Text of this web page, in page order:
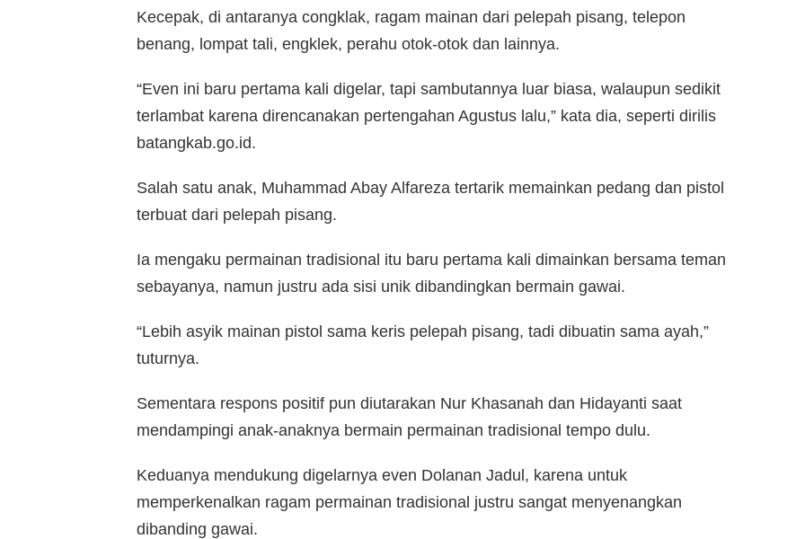
Kecepak, di antaranya congklak, ragam mainan dari pelepah pisang, telepon
benang, lompat tali, engklek, perahu otok-otok dan lainnya.
“Even ini baru pertama kali digelar, tapi sambutannya luar biasa, walaupun sedikit
terlambat karena direncanakan pertengahan Agustus lalu,” kata dia, seperti dirilis
batangkab.go.id.
Salah satu anak, Muhammad Abay Alfareza tertarik memainkan pedang dan pistol
terbuat dari pelepah pisang.
Ia mengaku permainan tradisional itu baru pertama kali dimainkan bersama teman
sebayanya, namun justru ada sisi unik dibandingkan bermain gawai.
“Lebih asyik mainan pistol sama keris pelepah pisang, tadi dibuatin sama ayah,”
tuturnya.
Sementara respons positif pun diutarakan Nur Khasanah dan Hidayanti saat
mendampingi anak-anaknya bermain permainan tradisional tempo dulu.
Keduanya mendukung digelarnya even Dolanan Jadul, karena untuk
memperkenalkan ragam permainan tradisional justru sangat menyenangkan
dibanding gawai.